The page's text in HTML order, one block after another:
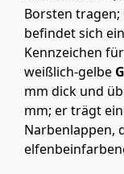
Borsten
befindet sich
Kennzeichen
weißlich-gelbe
mm dick und
mm; er trägt
Narbenlappen,